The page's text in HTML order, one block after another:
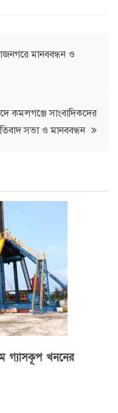
মানববন্ধন ও
কমলগঞ্জে সাংবাদিকদের
সভা ও মানববন্ধন
গ্যাসকূপ খননের